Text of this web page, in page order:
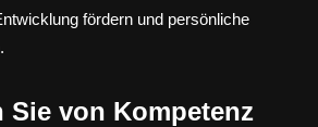
fördern und persönliche
Sie von Kompetenz